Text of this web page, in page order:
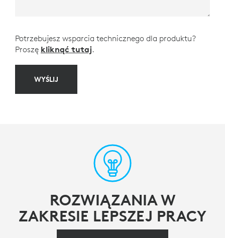
Potrzebujesz wsparcia technicznego dla produktu?
Proszę kliknąć tutaj.
WYŚLIJ
ROZWIĄZANIA W
ZAKRESIE LEPSZEJ PRACY